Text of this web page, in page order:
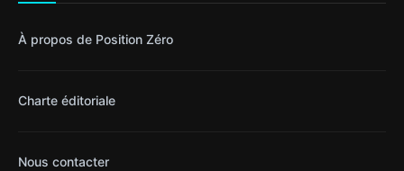
À propos de Position Zéro
Charte éditoriale
Nous contacter